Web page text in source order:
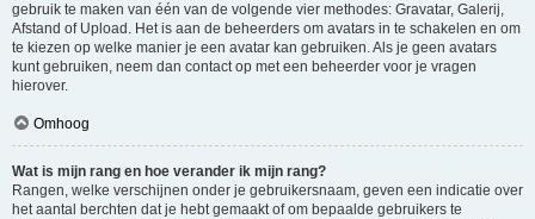
gebruik te maken van één van de volgende vier methodes: Gravatar, Galerij,
Afstand of Upload. Het is aan de beheerders om avatars in te schakelen en om
te kiezen op welke manier je een avatar kan gebruiken. Als je geen avatars
kunt gebruiken, neem dan contact op met een beheerder voor je vragen
hierover.
Omhoog
Wat is mijn rang en hoe verander ik mijn rang?
Rangen, welke verschijnen onder je gebruikersnaam, geven een indicatie over
het aantal berchten dat je hebt gemaakt of om bepaalde gebruikers te